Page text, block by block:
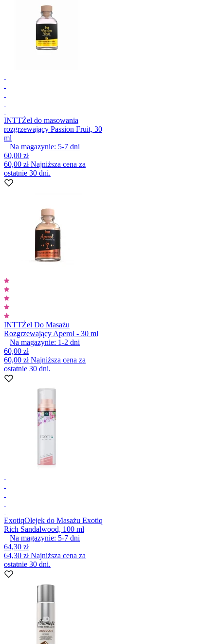
INTTŻel do masowania
rozgrzewający Passion Fruit, 30
ml
Na magazynie: 5-7 dni
60,00 zł
60,00 złNajniższa cena za
ostatnie 30 dni.
INTTŻel Do Masażu
Rozgrzewający Aperol - 30 ml
Na magazynie: 1-2 dni
60,00 zł
60,00 złNajniższa cena za
ostatnie 30 dni.
ExotiqOlejek do Masażu Exotiq
Rich Sandalwood, 100 ml
Na magazynie: 5-7 dni
64,30 zł
64,30 złNajniższa cena za
ostatnie 30 dni.